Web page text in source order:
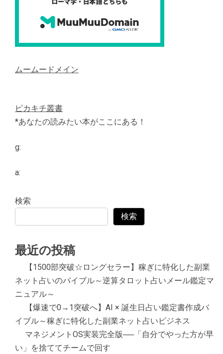
ムームードメイン
ピカキチ叢書
*あなたの読みたい本がここにある！
g:
a:
検索
検索
最近の投稿
【1500部突破☆ロングセラー】稼ぎに特化した副業
ネット占いのバイブル～逆算タロット占いメール鑑定マ
ニュアル～
【爆速で0→1突破へ】AI × 誕生日占い鑑定書作成バ
イブル～稼ぎに特化した副業ネット占いビジネス
マネジメントOS実装完全版──「自分でやった方が早
い」を捨ててチームで回す